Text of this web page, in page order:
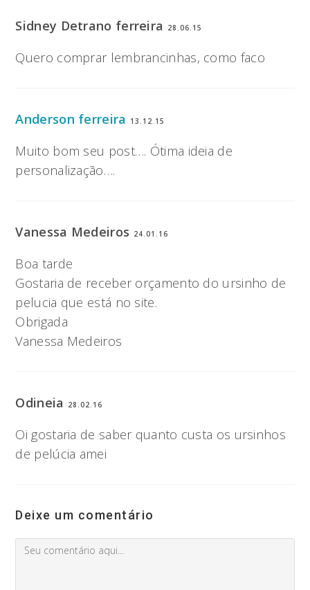
Sidney Detrano ferreira 28.06.15
Quero comprar lembrancinhas, como faco
Anderson ferreira 13.12.15
Muito bom seu post…. Ótima ideia de
personalização….
Vanessa Medeiros 24.01.16
Boa tarde
Gostaria de receber orçamento do ursinho de
pelucia que está no site.
Obrigada
Vanessa Medeiros
Odineia 28.02.16
Oi gostaria de saber quanto custa os ursinhos
de pelúcia amei
Deixe um comentário
Comment